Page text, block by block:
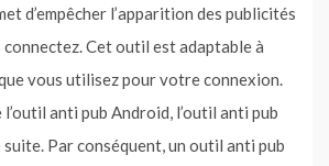
d’empêcher l’apparition des publicités
Cet outil est adaptable à
vous utilisez pour votre connexion.
anti pub Android, l’outil anti pub
Par conséquent, un outil anti pub